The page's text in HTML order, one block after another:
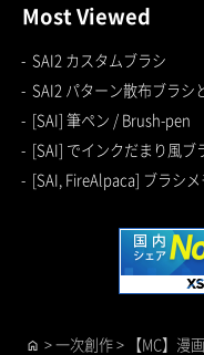
Most Viewed
SAI2 カスタムブラシ
SAI2 パターン散布ブラシ
[SAI] 筆ペン / Brush-pen
[SAI] でインクだまり風
[SAI, FireAlpaca] ブラシ
home >一次創作> 【MC】漫